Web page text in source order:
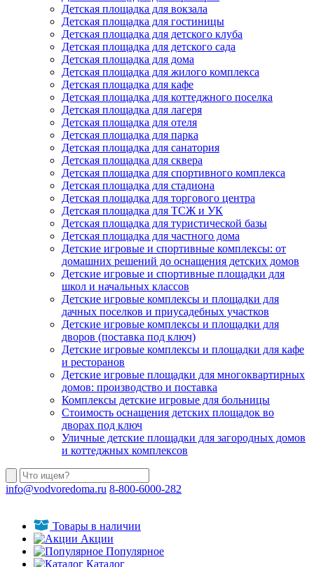
Детская площадка для вокзала
Детская площадка для гостиницы
Детская площадка для детского клуба
Детская площадка для детского сада
Детская площадка для дома
Детская площадка для жилого комплекса
Детская площадка для кафе
Детская площадка для коттеджного поселка
Детская площадка для лагеря
Детская площадка для отеля
Детская площадка для парка
Детская площадка для санатория
Детская площадка для сквера
Детская площадка для спортивного комплекса
Детская площадка для стадиона
Детская площадка для торгового центра
Детская площадка для ТСЖ и УК
Детская площадка для туристической базы
Детская площадка для частного дома
Детские игровые и спортивные комплексы: от
домашних решений до оснащения детских домов
Детские игровые и спортивные площадки для
школ и начальных классов
Детские игровые комплексы и площадки для
дачных поселков и приусадебных участков
Детские игровые комплексы и площадки для
дворов (поставка под ключ)
Детские игровые комплексы и площадки для кафе
и ресторанов
Детские игровые площадки для многоквартирных
домов: производство и поставка
Комплексы детские игровые для больницы
Стоимость оснащения детских площадок во
дворах под ключ
Уличные детские площадки для загородных домов
и коттеджных комплексов
info@vodvoredoma.ru 8-800-6000-282
Товары в наличии
Акции
Популярное
Каталог